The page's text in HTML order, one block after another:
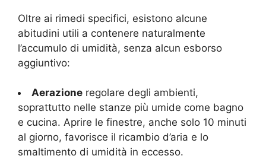
Oltre ai rimedi specifici, esistono alcune
abitudini utili a contenere naturalmente
l’accumulo di umidità, senza alcun esborso
aggiuntivo:
Aerazione regolare degli ambienti,
soprattutto nelle stanze più umide come bagno
e cucina. Aprire le finestre, anche solo 10 minuti
al giorno, favorisce il ricambio d’aria e lo
smaltimento di umidità in eccesso.